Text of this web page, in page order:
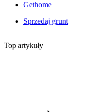
Gethome
Sprzedaj grunt
Top artykuły